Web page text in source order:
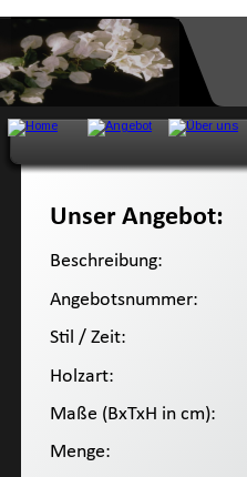
Unser Angebot:
Beschreibung:
Angebotsnummer:
Stil / Zeit:
Holzart:
Maße (BxTxH in cm):
Menge: